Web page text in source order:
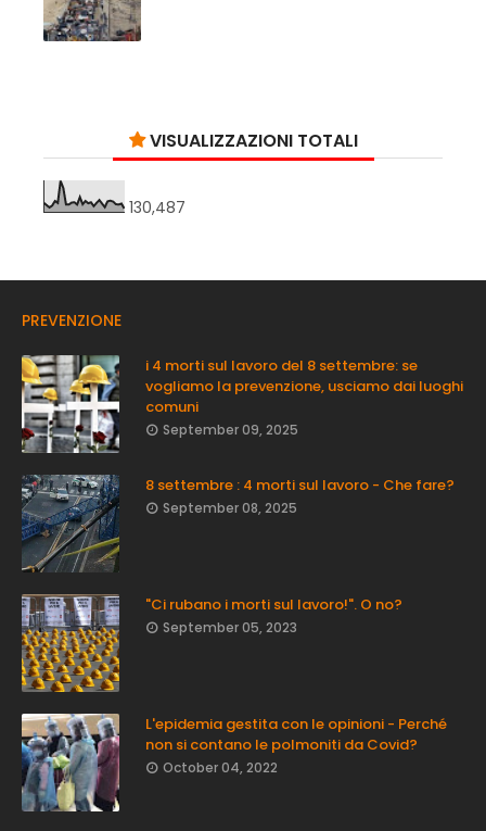
VISUALIZZAZIONI TOTALI
130,487
PREVENZIONE
i 4 morti sul lavoro del 8 settembre: se
vogliamo la prevenzione, usciamo dai luoghi
comuni
September 09, 2025
8 settembre : 4 morti sul lavoro - Che fare?
September 08, 2025
"Ci rubano i morti sul lavoro!". O no?
September 05, 2023
L'epidemia gestita con le opinioni - Perché
non si contano le polmoniti da Covid?
October 04, 2022